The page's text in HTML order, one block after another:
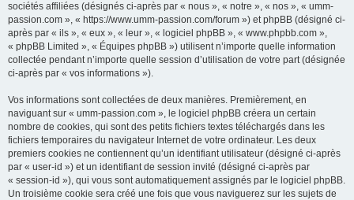
sociétés affiliées (désignés ci-après par « nous », « notre », « nos », « umm-
passion.com », « https://www.umm-passion.com/forum ») et phpBB (désigné ci-
après par « ils », « eux », « leur », « logiciel phpBB », « www.phpbb.com »,
« phpBB Limited », « Équipes phpBB ») utilisent n’importe quelle information
collectée pendant n’importe quelle session d’utilisation de votre part (désignée
ci-après par « vos informations »).
Vos informations sont collectées de deux manières. Premièrement, en
naviguant sur « umm-passion.com », le logiciel phpBB créera un certain
nombre de cookies, qui sont des petits fichiers textes téléchargés dans les
fichiers temporaires du navigateur Internet de votre ordinateur. Les deux
premiers cookies ne contiennent qu’un identifiant utilisateur (désigné ci-après
par « user-id ») et un identifiant de session invité (désigné ci-après par
« session-id »), qui vous sont automatiquement assignés par le logiciel phpBB.
Un troisième cookie sera créé une fois que vous naviguerez sur les sujets de